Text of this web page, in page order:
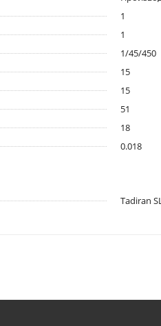
1
1
1/45/450
15
15
51
18
0.018
Tadiran